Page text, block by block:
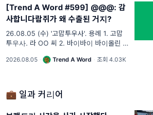
[Trend A Word #599] @@@: 감
사합니다람쥐가 왜 수출된 거지?
26.08.05 (수) '고맙투우사'. 용례 1. 고맙
투우사. 라 OO 씨 2. 바이바이 바이올린 오
2026.08.05 · Trend A Word · 조회 4.03K
💼 일과 커리어